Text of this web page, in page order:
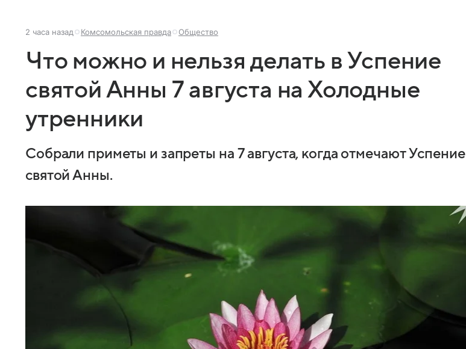
2 часа назад Комсомольская правда Общество
Что можно и нельзя делать в Успение
святой Анны 7 августа на Холодные
утренники
Собрали приметы и запреты на 7 августа, когда отмечают Успение
святой Анны.